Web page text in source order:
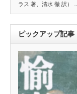
ラス 著、清水 徹 訳） …
ピックアップ記事